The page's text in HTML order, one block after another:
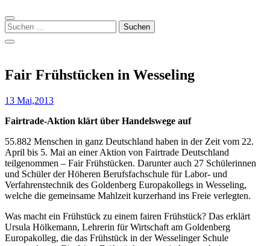
Suchen
nach:
Fair Frühstücken in Wesseling
13 Mai,2013
Fairtrade-Aktion klärt über Handelswege auf
55.882 Menschen in ganz Deutschland haben in der Zeit vom 22.
April bis 5. Mai an einer Aktion von Fairtrade Deutschland
teilgenommen – Fair Frühstücken. Darunter auch 27 Schülerinnen
und Schüler der Höheren Berufsfachschule für Labor- und
Verfahrenstechnik des Goldenberg Europakollegs in Wesseling,
welche die gemeinsame Mahlzeit kurzerhand ins Freie verlegten.
Was macht ein Frühstück zu einem fairen Frühstück? Das erklärt
Ursula Hölkemann, Lehrerin für Wirtschaft am Goldenberg
Europakolleg, die das Frühstück in der Wesselinger Schule